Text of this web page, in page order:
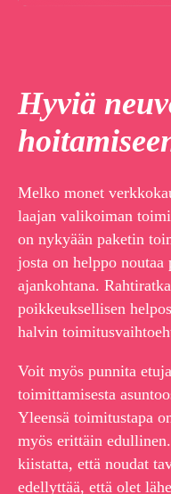
Hyviä
Melko monet
laajan valikoiman
on nykyään paketin
josta on helppo noutaa
ajankohtana.
poikkeuksellisen
halvin
Voit myös punnita
toimittamisesta
Yleensä toimitustapa
myös erittäin
kiistatta, että noudat
edellyttää, että olet